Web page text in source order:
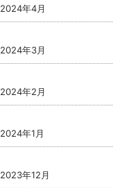
2024年4月
2024年3月
2024年2月
2024年1月
2023年12月